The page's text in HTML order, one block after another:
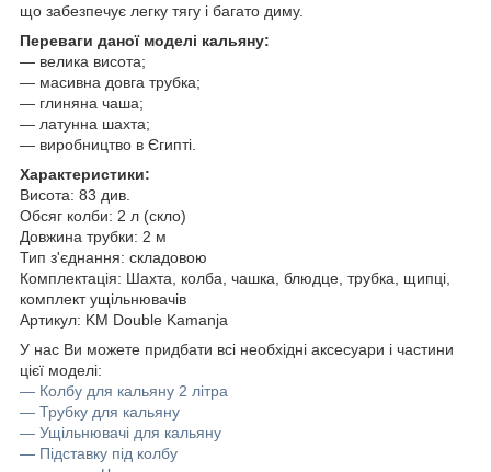
що забезпечує легку тягу і багато диму.
Переваги даної моделі кальяну:
― велика висота;
― масивна довга трубка;
― глиняна чаша;
― латунна шахта;
― виробництво в Єгипті.
Характеристики:
Висота: 83 див.
Обсяг колби: 2 л (скло)
Довжина трубки: 2 м
Тип з'єднання: складовою
Комплектація: Шахта, колба, чашка, блюдце, трубка, щипці,
комплект ущільнювачів
Артикул: KM Double Kamanja
У нас Ви можете придбати всі необхідні аксесуари і частини
цієї моделі:
― Колбу для кальяну 2 літра
― Трубку для кальяну
― Ущільнювачі для кальяну
― Підставку під колбу